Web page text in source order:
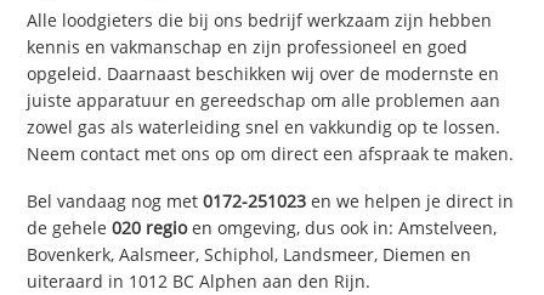
Alle loodgieters die bij ons bedrijf werkzaam zijn hebben
kennis en vakmanschap en zijn professioneel en goed
opgeleid. Daarnaast beschikken wij over de modernste en
juiste apparatuur en gereedschap om alle problemen aan
zowel gas als waterleiding snel en vakkundig op te lossen.
Neem contact met ons op om direct een afspraak te maken.
Bel vandaag nog met0172-251023 en we helpen je direct in
de gehele020 regioen omgeving, dus ook in: Amstelveen,
Bovenkerk, Aalsmeer, Schiphol, Landsmeer, Diemen en
uiteraard in 1012 BC Alphen aan den Rijn.